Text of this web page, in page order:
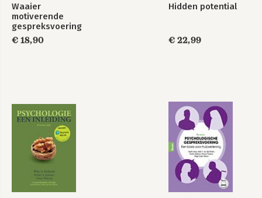
Waaier
motiverende
gespreksvoering
€ 18,90
Hidden potential
€ 22,99